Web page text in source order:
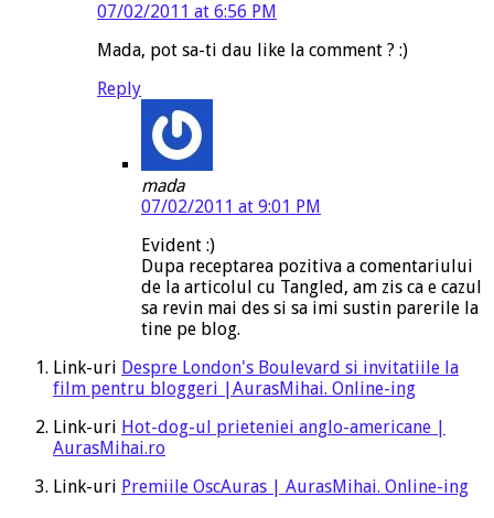
07/02/2011 at 6:56 PM
Mada, pot sa-ti dau like la comment ? :)
Reply
mada
07/02/2011 at 9:01 PM
Evident :)
Dupa receptarea pozitiva a comentariului
de la articolul cu Tangled, am zis ca e cazul
sa revin mai des si sa imi sustin parerile la
tine pe blog.
Link-uri Despre London's Boulevard si invitatiile la
film pentru bloggeri |AurasMihai. Online-ing
Link-uri Hot-dog-ul prieteniei anglo-americane |
AurasMihai.ro
Link-uri Premiile OscAuras | AurasMihai. Online-ing